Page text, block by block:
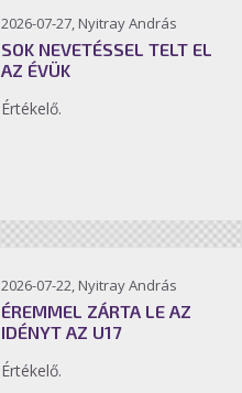
2026-07-27, Nyitray András
SOK NEVETÉSSEL TELT EL
AZ ÉVÜK
Értékelő.
2026-07-22, Nyitray András
ÉREMMEL ZÁRTA LE AZ
IDÉNYT AZ U17
Értékelő.